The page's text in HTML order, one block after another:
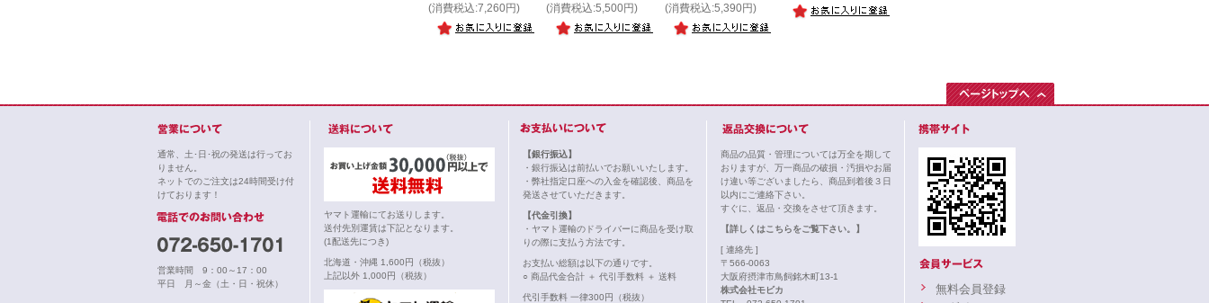
(消費税込:7,260円)
(消費税込:5,500円)
(消費税込:5,390円)
通常、土･日･祝の発送は行ってお
りません。
ネットでのご注文は24時間受け付
けております！
営業時間 9：00～17：00
平日 月～金（土・日・祝休）
ヤマト運輸にてお送りします。
送付先別運賃は下記となります。
(1配送先につき)
北海道・沖縄 1,600円（税抜）
上記以外 1,000円（税抜）
【銀行振込】
・銀行振込は前払いでお願いいたします。
・弊社指定口座への入金を確認後、商品を
発送させていただきます。
【代金引換】
・ヤマト運輸のドライバーに商品を受け取
りの際に支払う方法です。
お支払い総額は以下の通りです。
○ 商品代金合計 ＋ 代引手数料 ＋ 送料
代引手数料 一律300円（税抜）
商品の品質・管理については万全を期して
おりますが、万一商品の破損・汚損やお届
け違い等ございましたら、商品到着後３日
以内にご連絡下さい。
すぐに、返品・交換をさせて頂きます。
【詳しくはこちらをご覧下さい。】
[ 連絡先 ]
〒566-0063
大阪府摂津市鳥飼銘木町13-1
株式会社モビカ
無料会員登録